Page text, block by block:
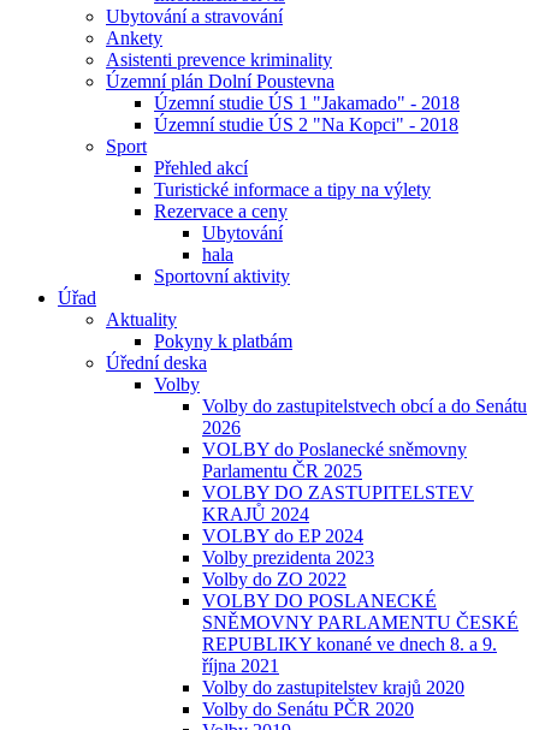
Ubytování a stravování
Ankety
Asistenti prevence kriminality
Územní plán Dolní Poustevna
Územní studie ÚS 1 "Jakamado" - 2018
Územní studie ÚS 2 "Na Kopci" - 2018
Sport
Přehled akcí
Turistické informace a tipy na výlety
Rezervace a ceny
Ubytování
hala
Sportovní aktivity
Úřad
Aktuality
Pokyny k platbám
Úřední deska
Volby
Volby do zastupitelstvech obcí a do Senátu
2026
VOLBY do Poslanecké sněmovny
Parlamentu ČR 2025
VOLBY DO ZASTUPITELSTEV
KRAJŮ 2024
VOLBY do EP 2024
Volby prezidenta 2023
Volby do ZO 2022
VOLBY DO POSLANECKÉ
SNĚMOVNY PARLAMENTU ČESKÉ
REPUBLIKY konané ve dnech 8. a 9.
října 2021
Volby do zastupitelstev krajů 2020
Volby do Senátu PČR 2020